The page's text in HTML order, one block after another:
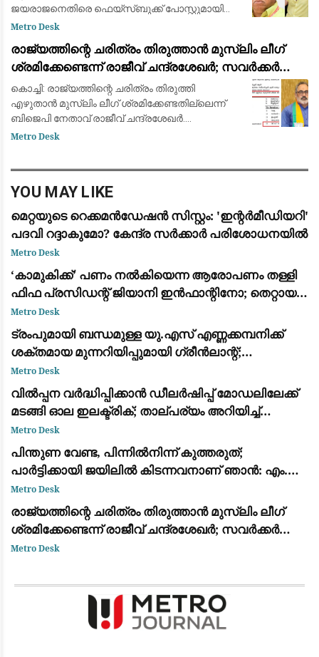
ജയരാജനെതിരെ ഫെയ്സ്ബുക്ക് പോസ്റ്റുമായി
അര്‍ജുന്‍ ആയങ്കി. തനിക്ക് അയിത്തം
താനീ പ്രസ്
Metro Desk
രാജ്യത്തിന്റെ ചരിത്രം തിരുത്താൻ മുസ്ലിം ലീഗ്
ശ്രമിക്കേണ്ടെന്ന് രാജീവ് ചന്ദ്രശേഖർ; സവർക്കർ
ചോദ്യ വിവാദത്തിൽ ശക്തമായ പ്രതികരണം
കൊച്ചി: രാജ്യത്തിന്റെ ചരിത്രം തിരുത്തി
എഴുതാൻ മുസ്ലിം ലീഗ് ശ്രമിക്കേണ്ടതില്ലെന്ന്
ബിജെപി നേതാവ് രാജീവ് ചന്ദ്രശേഖർ.
സ്വാതന്ത്ര്യസമര ക്വിസ് മത്സരത്തിൽ വി.ഡി.
Metro Desk
YOU MAY LIKE
മെറ്റയുടെ റെക്കമൻഡേഷൻ സിസ്റ്റം: 'ഇന്റർമീഡിയറി'
പദവി റദ്ദാകുമോ? കേന്ദ്ര സർക്കാർ പരിശോധനയിൽ
Metro Desk
​‘കാമുകിക്ക്’ പണം നൽകിയെന്ന ആരോപണം തള്ളി
ഫിഫ പ്രസിഡന്റ് ജിയാനി ഇൻഫാന്റിനോ; തെറ്റായ
പ്രചാരണമെന്ന് പ്രതികരണം
Metro Desk
ട്രംപുമായി ബന്ധമുള്ള യു.എസ് എണ്ണക്കമ്പനിക്ക്
ശക്തമായ മുന്നറിയിപ്പുമായി ഗ്രീൻലാന്റ്;
അനുമതിയില്ലാതെ ഡ്രില്ലിംഗ് ഉപകരണങ്ങൾ
എത്തിച്ചതിൽ അമർഷം
Metro Desk
വിൽപ്പന വർദ്ധിപ്പിക്കാൻ ഡീലർഷിപ്പ് മോഡലിലേക്ക്
മടങ്ങി ഓല ഇലക്ട്രിക്; താല്പര്യം അറിയിച്ച്
ആയിരത്തോളം പേർ
Metro Desk
പിന്തുണ വേണ്ട, പിന്നിൽനിന്ന് കുത്തരുത്;
പാർട്ടിക്കായി ജയിലിൽ കിടന്നവനാണ് ഞാൻ: എം.വി.
ജയരാജന് മറുപടിയുമായി അർജുൻ ആയങ്കി
Metro Desk
രാജ്യത്തിന്റെ ചരിത്രം തിരുത്താൻ മുസ്ലിം ലീഗ്
ശ്രമിക്കേണ്ടെന്ന് രാജീവ് ചന്ദ്രശേഖർ; സവർക്കർ
ചോദ്യ വിവാദത്തിൽ ശക്തമായ പ്രതികരണം
Metro Desk